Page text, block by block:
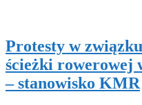
Protesty w
ścieżki rowerowej
– stanowisko KMR